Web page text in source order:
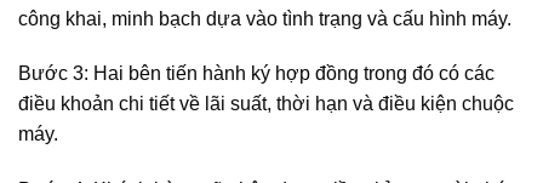
công khai, minh bạch dựa vào tình trạng và cấu hình máy.
Bước 3: Hai bên tiến hành ký hợp đồng trong đó có các
điều khoản chi tiết về lãi suất, thời hạn và điều kiện chuộc
máy.